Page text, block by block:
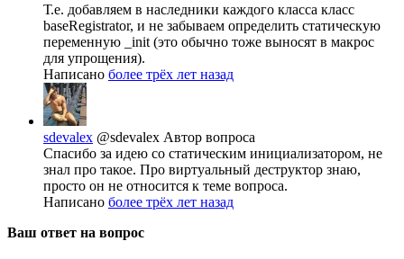
Т.е. добавляем в наследники каждого класса класс
baseRegistrator, и не забываем определить статическую
переменную _init (это обычно тоже выносят в макрос
для упрощения).
Написано более трёх лет назад
sdevalex @sdevalex Автор вопроса
Спасибо за идею со статическим инициализатором, не
знал про такое. Про виртуальный деструктор знаю,
просто он не относится к теме вопроса.
Написано более трёх лет назад
Ваш ответ на вопрос